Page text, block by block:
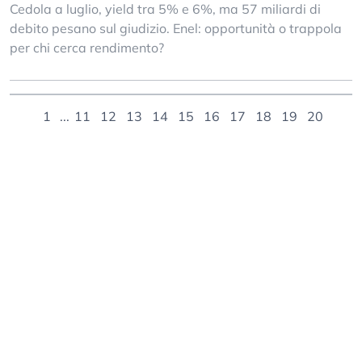
Cedola a luglio, yield tra 5% e 6%, ma 57 miliardi di
debito pesano sul giudizio. Enel: opportunità o trappola
per chi cerca rendimento?
1 ... 11 12 13 14 15 16 17 18 19 20